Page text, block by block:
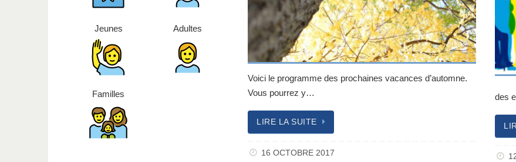
Voici le programme des prochaines vacances d’automne.
Vous pourrez y…
LIRE LA SUITE
16 OCTOBRE 2017
des
Jeunes Adultes
Familles